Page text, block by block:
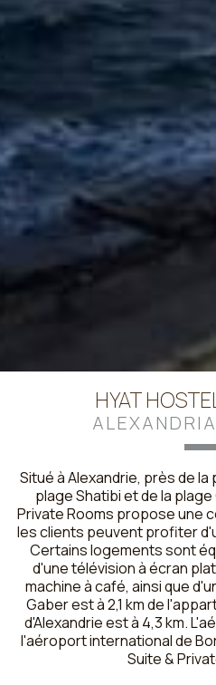
HYAT
Situé à Alexandrie, près de la
plage Shatibi et de la
Private Rooms propose une
les clients peuvent profiter
Certains logements sont
d'une télévision à écran
machine à café, ainsi que
Gaber est à 2,1 km de
d'Alexandrie est à 4,3 km.
l'aéroport international de
Suite &